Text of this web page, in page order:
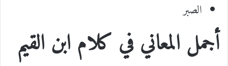
الصبر
أجمل المعاني في كلام ابن القيم